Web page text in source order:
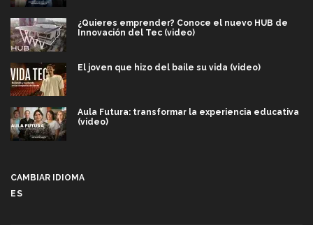
¿Quieres emprender? Conoce el nuevo HUB de
Innovación del Tec (video)
El joven que hizo del baile su vida (video)
Aula Futura: transformar la experiencia educativa
(video)
CAMBIAR IDIOMA
ES